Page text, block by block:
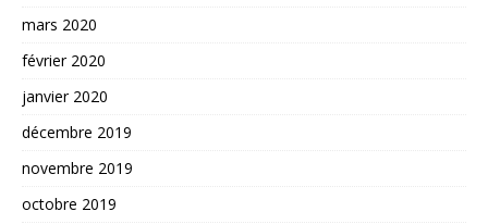
mars 2020
février 2020
janvier 2020
décembre 2019
novembre 2019
octobre 2019